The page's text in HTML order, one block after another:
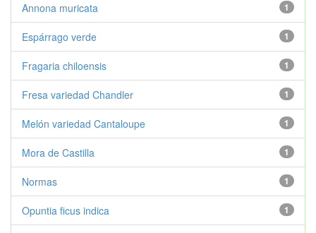
1
Annona muricata
1
Espárrago verde
1
Fragaria chiloensis
1
Fresa variedad Chandler
1
Melón variedad Cantaloupe
1
Mora de Castilla
1
Normas
1
Opuntia ficus indica